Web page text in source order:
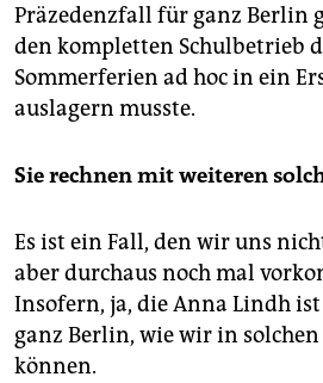
Präzedenzfall für ganz Berlin
den kompletten Schulbetrieb
Sommerferien ad hoc in ein
auslagern musste.
Sie rechnen mit weiteren
Es ist ein Fall, den wir uns
aber durchaus noch mal
Insofern, ja, die Anna Lindh
ganz Berlin, wie wir in
können.